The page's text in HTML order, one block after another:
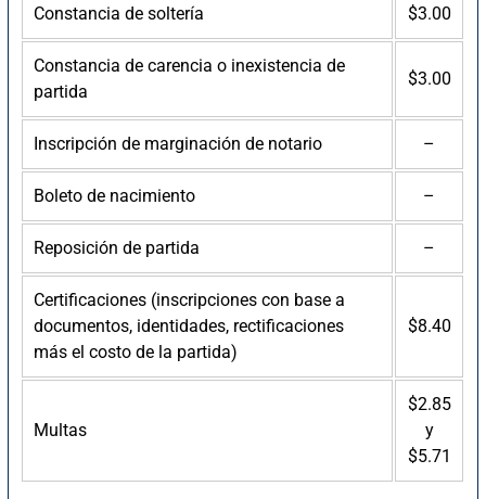
Constancia de soltería $3.00
Constancia de carencia o inexistencia de
partida
$3.00
Inscripción de marginación de notario –
Boleto de nacimiento –
Reposición de partida –
Certificaciones (inscripciones con base a
documentos, identidades, rectificaciones
más el costo de la partida)
$8.40
Multas
$2.85
y
$5.71